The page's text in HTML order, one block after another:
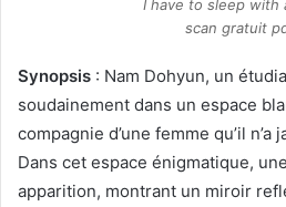
I have to sleep with
scan gratuit
Synopsis : Nam Dohyun, un
soudainement dans un espace
compagnie d’une femme qu’il n’a
Dans cet espace énigmatique,
apparition, montrant un miroir